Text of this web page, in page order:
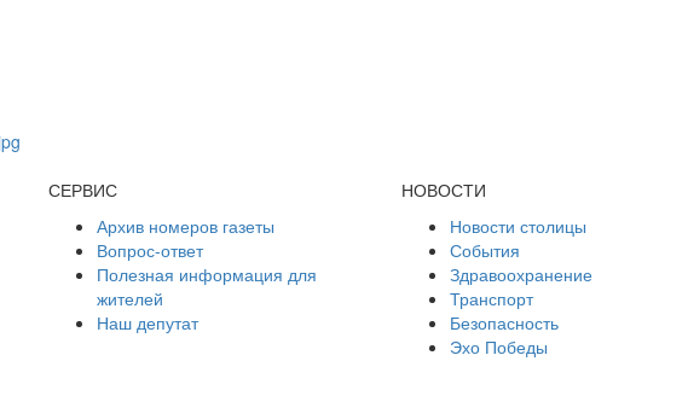
СЕРВИС
Архив номеров газеты
Вопрос-ответ
Полезная информация для
жителей
Наш депутат
НОВОСТИ
Новости столицы
События
Здравоохранение
Транспорт
Безопасность
Эхо Победы